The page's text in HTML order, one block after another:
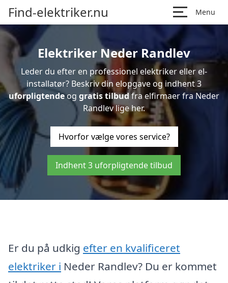
Find-elektriker.nu Menu
Elektriker Neder Randlev
Leder du efter en professionel elektriker eller el-
installatør? Beskriv din elopgave og indhent 3
uforpligtendeog gratis tilbudfra elfirmaer fra Neder
Randlev lige her.
Hvorfor vælge vores service?
Indhent 3 uforpligtende tilbud
Er du på udkig efter en kvalificeret
elektriker i Neder Randlev? Du er kommet